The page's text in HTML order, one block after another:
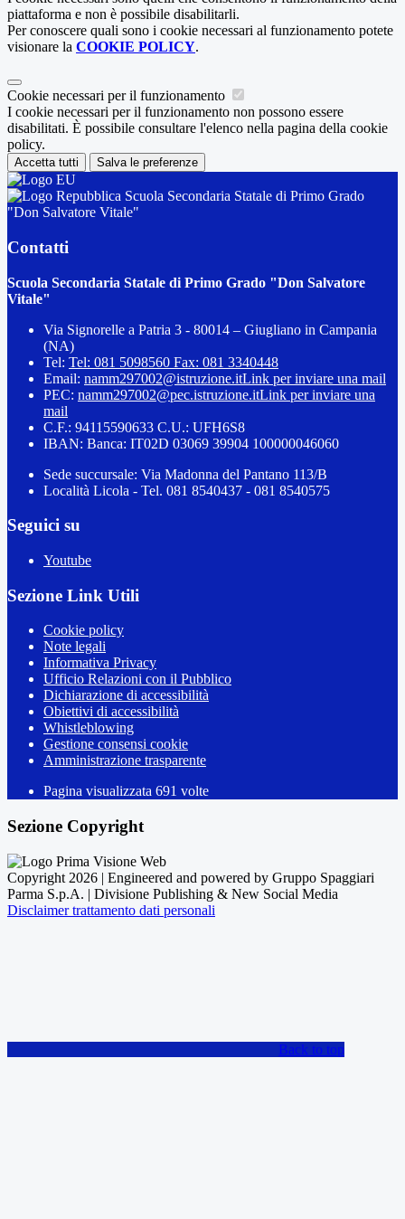
piattaforma e non è possibile disabilitarli.
Per conoscere quali sono i cookie necessari al funzionamento potete
visionare la COOKIE POLICY.
Cookie necessari per il funzionamento
I cookie necessari per il funzionamento non possono essere
disabilitati. È possibile consultare l'elenco nella pagina della cookie
policy.
Accetta tutti Salva le preferenze
Scuola Secondaria Statale di Primo Grado
"Don Salvatore Vitale"
Contatti
Scuola Secondaria Statale di Primo Grado "Don Salvatore
Vitale"
Via Signorelle a Patria 3 - 80014 – Giugliano in Campania
(NA)
Tel: Tel: 081 5098560 Fax: 081 3340448
Email: namm297002@istruzione.itLink per inviare una mail
PEC: namm297002@pec.istruzione.itLink per inviare una
mail
C.F.: 94115590633 C.U.: UFH6S8
IBAN: Banca: IT02D 03069 39904 100000046060
Sede succursale: Via Madonna del Pantano 113/B
Località Licola - Tel. 081 8540437 - 081 8540575
Seguici su
Youtube
Sezione Link Utili
Cookie policy
Note legali
Informativa Privacy
Ufficio Relazioni con il Pubblico
Dichiarazione di accessibilità
Obiettivi di accessibilità
Whistleblowing
Gestione consensi cookie
Amministrazione trasparente
Pagina visualizzata 691 volte
Sezione Copyright
Copyright 2026 | Engineered and powered by Gruppo Spaggiari
Parma S.p.A. | Divisione Publishing & New Social Media
Disclaimer trattamento dati personali
Back to top